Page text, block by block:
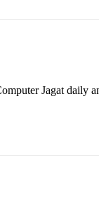
Jagat daily